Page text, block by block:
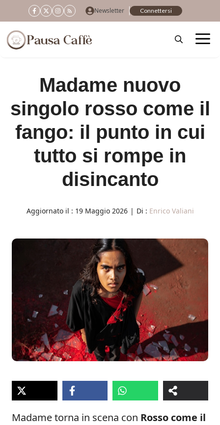
al
contenuto
Newsletter Connettersi
Madame nuovo
singolo rosso come il
fango: il punto in cui
tutto si rompe in
disincanto
Aggiornato il : 19 Maggio 2026 | Di : Enrico Valiani
Madame torna in scena con Rosso come il